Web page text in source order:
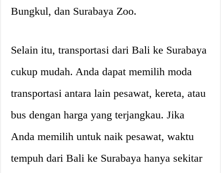
Bungkul, dan Surabaya Zoo.
Selain itu, transportasi dari Bali ke Surabaya
cukup mudah. Anda dapat memilih moda
transportasi antara lain pesawat, kereta, atau
bus dengan harga yang terjangkau. Jika
Anda memilih untuk naik pesawat, waktu
tempuh dari Bali ke Surabaya hanya sekitar